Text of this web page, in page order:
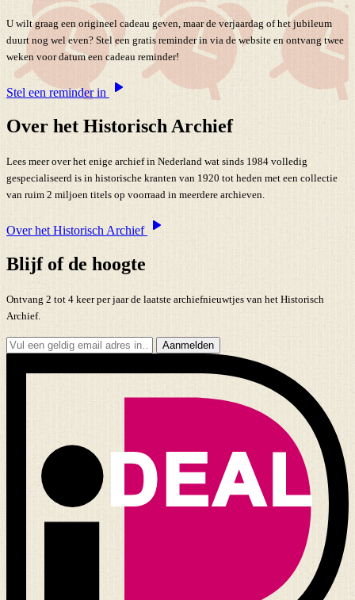
U wilt graag een origineel cadeau geven, maar de verjaardag of het jubileum
duurt nog wel even? Stel een gratis reminder in via de website en ontvang twee
weken voor datum een cadeau reminder!
Stel een reminder in
Over het Historisch Archief
Lees meer over het enige archief in Nederland wat sinds 1984 volledig
gespecialiseerd is in historische kranten van 1920 tot heden met een collectie
van ruim 2 miljoen titels op voorraad in meerdere archieven.
Over het Historisch Archief
Blijf of de hoogte
Ontvang 2 tot 4 keer per jaar de laatste archiefnieuwtjes van het Historisch
Archief.
Aanmelden